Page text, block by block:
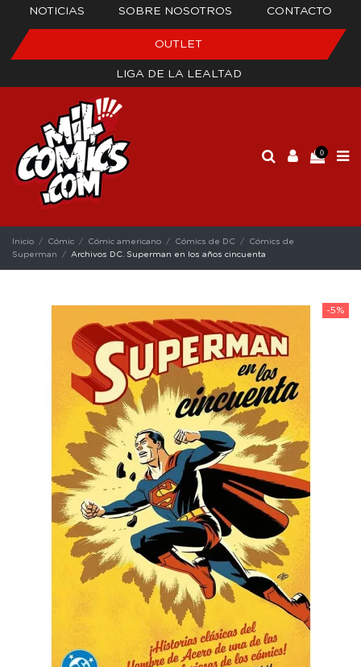
NOTICIAS SOBRE NOSOTROS CONTACTO
OUTLET
LIGA DE LA LEALTAD
0
Inicio Cómic Cómic americano Cómics de DC
Cómics de
Superman
Archivos DC. Superman en los años cincuenta
-5%